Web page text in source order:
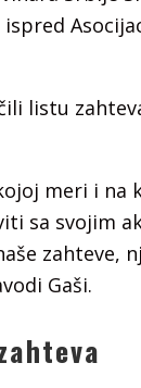
listu
meri i na
sa svojim
zahteve,
Gaši.